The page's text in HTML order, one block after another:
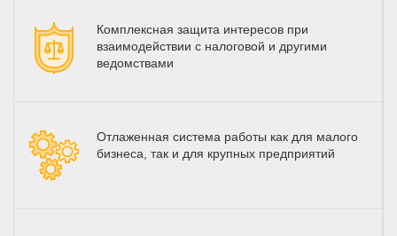
Комплексная защита интересов при
взаимодействии с налоговой и другими
ведомствами
Отлаженная система работы как для малого
бизнеса, так и для крупных предприятий